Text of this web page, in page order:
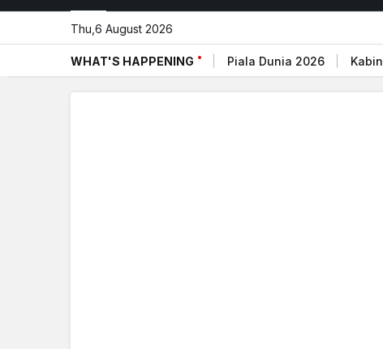
Thu,6 August 2026
WHAT'S HAPPENING Piala Dunia 2026